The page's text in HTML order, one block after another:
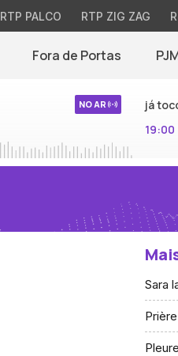
RTP PALCO RTP ZIG ZAG
Fora de Portas
NO AR
já
19:00
Sara